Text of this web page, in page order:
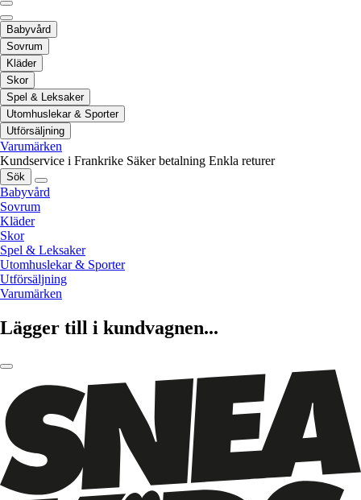
Babyvård
Sovrum
Kläder
Skor
Spel & Leksaker
Utomhuslekar & Sporter
Utförsäljning
Varumärken
Kundservice i Frankrike Säker betalning Enkla returer
Sök
Babyvård
Sovrum
Kläder
Skor
Spel & Leksaker
Utomhuslekar & Sporter
Utförsäljning
Varumärken
Lägger till i kundvagnen...